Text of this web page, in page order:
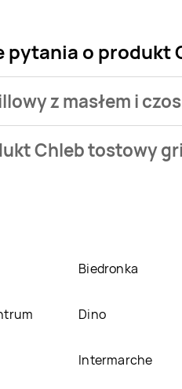
pytania o
z masłem i
od 3,99 zł do 4,99 zł.
Chleb tostowy
Biedronka
Dino
Intermarche